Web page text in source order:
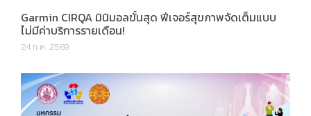
Garmin CIRQA มินิมอลขั้นสุด ฟีเจอร์สุขภาพจัดเต็มแบบ
ไม่มีค่าบริการรายเดือน!
24 ก.ค. 2569